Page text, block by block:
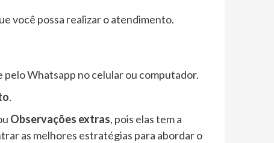
você possa realizar o atendimento.
pelo Whatsapp no celular ou computador.
.
Observações extras, pois elas tem a
as melhores estratégias para abordar o